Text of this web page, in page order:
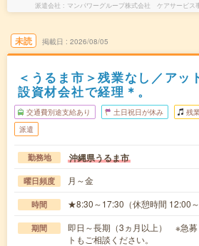
派遣会社 マンパワーグループ株式会社 ケアサービス
未読 掲載日 2026/08/05
＜うるま市＞残業なし／アッ
設資材会社で経理＊。
交通費別途支給あり 土日祝日が休み 残
派遣
勤務地 沖縄県うるま市
曜日頻度 月～金
時間 ★8:30～17:30（休憩時間 12:00～
期間
即日～長期（3ヵ月以上） ※急
トもご相談ください。